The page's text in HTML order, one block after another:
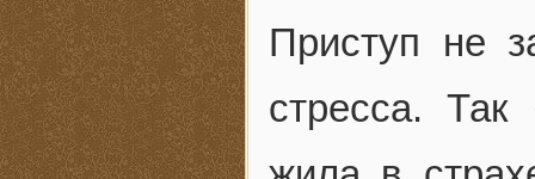
Приступ не
стресса.